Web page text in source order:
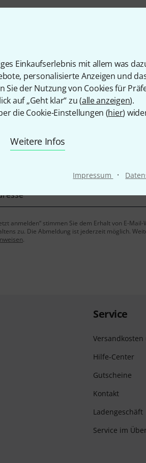
Einkaufserlebnis mit allem was
personalisierte Anzeigen und
Sie der Nutzung von Cookies für
auf „Geht klar“ zu (alle anzeigen).
die Cookie-Einstellungen (hier)
Weitere Infos
Impressum ·
*
anmelden“ stimmen Sie dem Erhalt von E-
zu. Die Abmeldung ist jederzeit möglich.
.
Service
Hilfe-Center
Gutscheine
Kontakt
Ladengeschäft
Service im